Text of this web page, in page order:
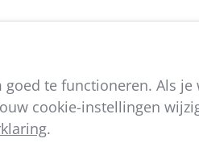
te functioneren. Als je
cookie-instellingen
.
activiteiten